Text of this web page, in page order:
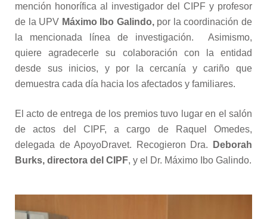
mención honorífica al investigador del CIPF y profesor
de la UPV Máximo Ibo Galindo,por la coordinación de
la mencionada línea de investigación. Asimismo,
quiere agradecerle su colaboración con la entidad
desde sus inicios, y por la cercanía y cariño que
demuestra cada día hacia los afectados y familiares.
El acto de entrega de los premios tuvo lugar en el salón
de actos del CIPF, a cargo de Raquel Omedes,
delegada de ApoyoDravet. Recogieron Dra.
Deborah
Burks, directora del CIPF, y el Dr. Máximo Ibo Galindo.